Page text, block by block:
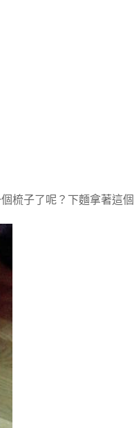
梳子了呢？下麵拿著這個